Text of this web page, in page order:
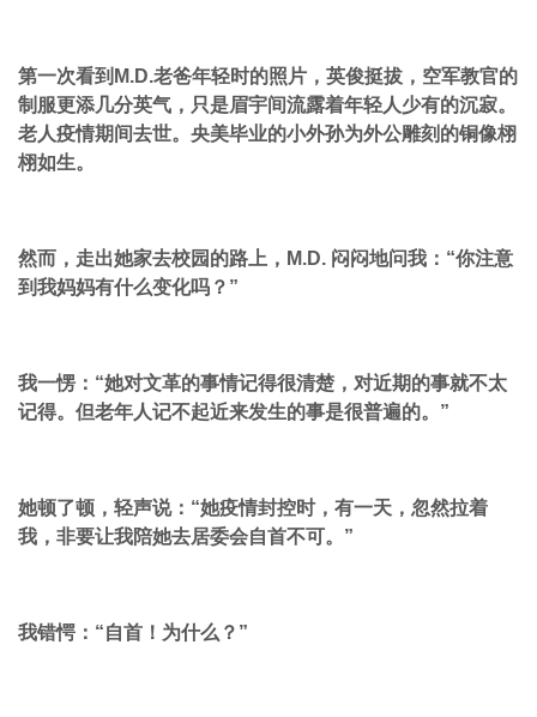
第一次看到M.D.老爸年轻时的照片，英俊挺拔，空军教官的
制服更添几分英气，只是眉宇间流露着年轻人少有的沉寂。
老人疫情期间去世。央美毕业的小外孙为外公雕刻的铜像栩
栩如生。
然而，走出她家去校园的路上，M.D. 闷闷地问我：“你注意
到我妈妈有什么变化吗？”
我一愣：“她对文革的事情记得很清楚，对近期的事就不太
记得。但老年人记不起近来发生的事是很普遍的。”
她顿了顿，轻声说：“她疫情封控时，有一天，忽然拉着
我，非要让我陪她去居委会自首不可。”
我错愕：“自首！为什么？”